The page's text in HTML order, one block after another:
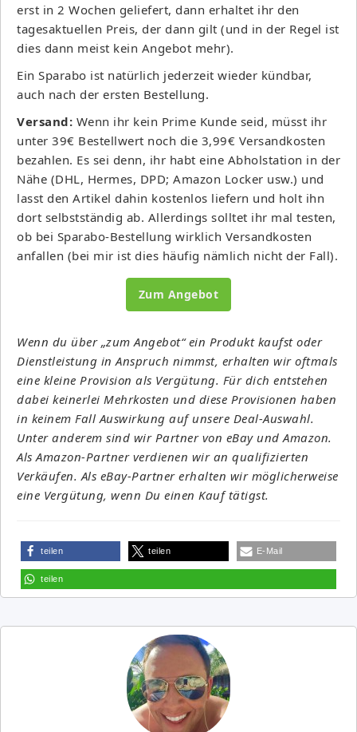
erst in 2 Wochen geliefert, dann erhaltet ihr den
tagesaktuellen Preis, der dann gilt (und in der Regel ist
dies dann meist kein Angebot mehr).
Ein Sparabo ist natürlich jederzeit wieder kündbar,
auch nach der ersten Bestellung.
Versand: Wenn ihr kein Prime Kunde seid, müsst ihr
unter 39€ Bestellwert noch die 3,99€ Versandkosten
bezahlen. Es sei denn, ihr habt eine Abholstation in der
Nähe (DHL, Hermes, DPD; Amazon Locker usw.) und
lasst den Artikel dahin kostenlos liefern und holt ihn
dort selbstständig ab. Allerdings solltet ihr mal testen,
ob bei Sparabo-Bestellung wirklich Versandkosten
anfallen (bei mir ist dies häufig nämlich nicht der Fall).
Zum Angebot
Wenn du über „zum Angebot“ ein Produkt kaufst oder
Dienstleistung in Anspruch nimmst, erhalten wir oftmals
eine kleine Provision als Vergütung. Für dich entstehen
dabei keinerlei Mehrkosten und diese Provisionen haben
in keinem Fall Auswirkung auf unsere Deal-Auswahl.
Unter anderem sind wir Partner von eBay und Amazon.
Als Amazon-Partner verdienen wir an qualifizierten
Verkäufen. Als eBay-Partner erhalten wir möglicherweise
eine Vergütung, wenn Du einen Kauf tätigst.
teilen teilen E-Mail
teilen